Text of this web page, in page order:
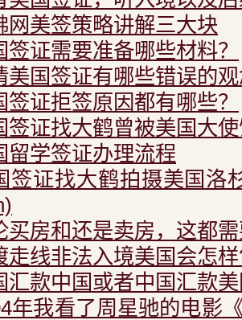
网美签策略讲解三大块
签证需要准备哪些材料？
美国签证有哪些错误的
签证拒签原因都有哪些？
签证找大鹤曾被美国大
留学签证办理流程
签证找大鹤拍摄美国洛
买房和还是卖房，这都
走线非法入境美国会怎
汇款中国或者中国汇款
年我看了周星驰的电影